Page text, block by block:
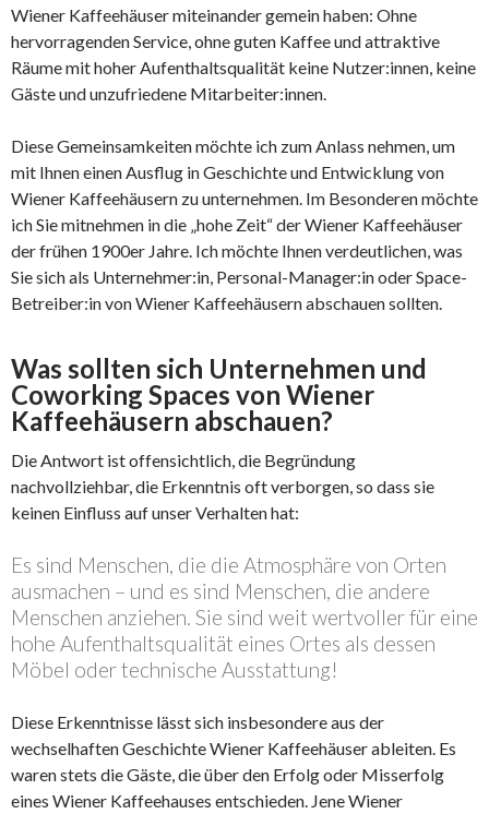
Wiener Kaffeehäuser miteinander gemein haben: Ohne
hervorragenden Service, ohne guten Kaffee und attraktive
Räume mit hoher Aufenthaltsqualität keine Nutzer:innen, keine
Gäste und unzufriedene Mitarbeiter:innen.
Diese Gemeinsamkeiten möchte ich zum Anlass nehmen, um
mit Ihnen einen Ausflug in Geschichte und Entwicklung von
Wiener Kaffeehäusern zu unternehmen. Im Besonderen möchte
ich Sie mitnehmen in die „hohe Zeit“ der Wiener Kaffeehäuser
der frühen 1900er Jahre. Ich möchte Ihnen verdeutlichen, was
Sie sich als Unternehmer:in, Personal-Manager:in oder Space-
Betreiber:in von Wiener Kaffeehäusern abschauen sollten.
Was sollten sich Unternehmen und
Coworking Spaces von Wiener
Kaffeehäusern abschauen?
Die Antwort ist offensichtlich, die Begründung
nachvollziehbar, die Erkenntnis oft verborgen, so dass sie
keinen Einfluss auf unser Verhalten hat:
Es sind Menschen, die die Atmosphäre von Orten
ausmachen – und es sind Menschen, die andere
Menschen anziehen. Sie sind weit wertvoller für eine
hohe Aufenthaltsqualität eines Ortes als dessen
Möbel oder technische Ausstattung!
Diese Erkenntnisse lässt sich insbesondere aus der
wechselhaften Geschichte Wiener Kaffeehäuser ableiten. Es
waren stets die Gäste, die über den Erfolg oder Misserfolg
eines Wiener Kaffeehauses entschieden. Jene Wiener